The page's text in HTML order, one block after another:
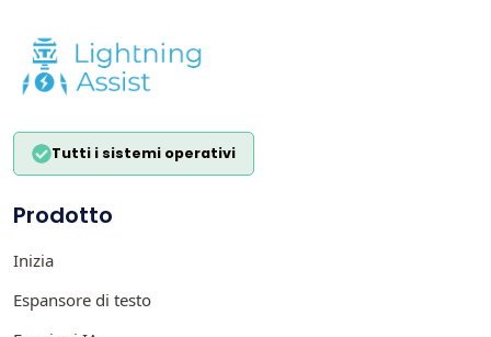
Tutti i sistemi operativi
Prodotto
Inizia
Espansore di testo